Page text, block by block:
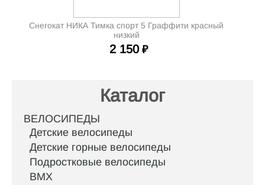
Снегокат НИКА Тимка спорт 5 Граффити красный
низкий
2 150 ₽
Каталог
ВЕЛОСИПЕДЫ
Детские велосипеды
Детские горные велосипеды
Подростковые велосипеды
BMX